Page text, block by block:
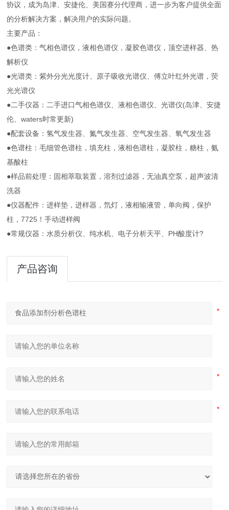
协议，成为岛津、安捷伦、美国赛分代理商，进一步为客户提供全面
的分析解决方案，解决用户的实际问题。
主要产品：
●色谱类：气相色谱仪，液相色谱仪，凝胶色谱仪，顶空进样器、热
解析仪
●光谱类：紫外分光光度计、原子吸收光谱仪、傅立叶红外光谱，荧
光光谱仪
●二手仪器：二手进口气相色谱仪、液相色谱仪、光谱仪(岛津、安捷
伦、waters时常更新)
●配套设备：氢气发生器、氮气发生器、空气发生器、氧气发生器
●色谱柱：毛细管色谱柱，填充柱，液相色谱柱，凝胶柱，糖柱，氨
基酸柱
●样品前处理：固相萃取装置，溶剂过滤器，无油真空泵，超声波清
洗器
●仪器配件：进样垫，进样器，氘灯，液相输液管，单向阀，保护
柱，7725！手动进样阀
●常规仪器：水质分析仪、纯水机、电子分析天平、PH酸度计?
产品咨询